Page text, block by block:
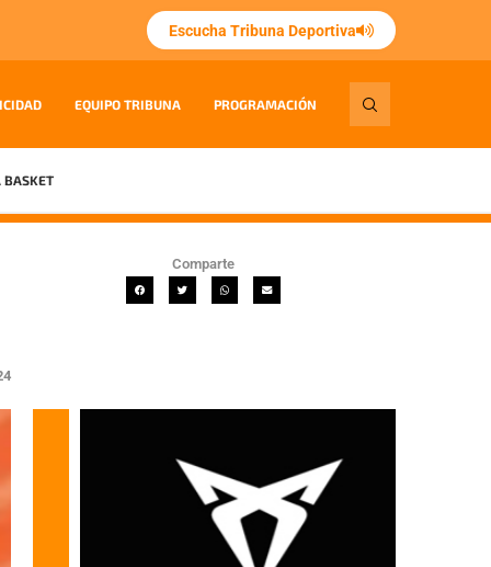
Escucha Tribuna Deportiva
EQUIPO TRIBUNA PROGRAMACIÓN
BASKET
Comparte